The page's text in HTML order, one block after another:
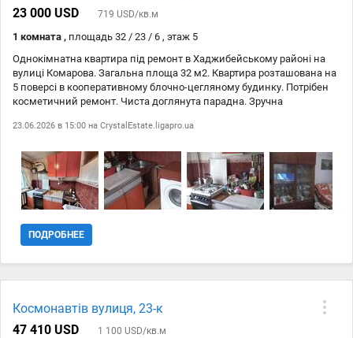
зупинки транспорту Квартира стане чудовим варіантом для тих, хто
паркомісцем та автономним опаленням. Телефонуйте — із
задоволенням відповімо на всі запитання та організуємо
перегляд. ID 213-359-126
23 000 USD
719 USD/кв.м
1 комната , площадь 32 / 23 / 6 , этаж 5
Однокімнатна квартира під ремонт в Хаджибейському районі на
вулиці Комарова. Загальна площа 32 м2. Квартира розташована на
5 поверсі в кооперативному блочно-цегляному будинку. Потрібен
косметичний ремонт. Чиста доглянута парадна. Зручна
супермаркети. Цей варіант ідеально підійде тим, хто хоче створити
23.06.2026 в 15:00 на CrystalEstate.ligapro.ua
ПОДРОБНЕЕ
Космонавтів вулиця, 23-к
47 410 USD
1 100 USD/кв.м